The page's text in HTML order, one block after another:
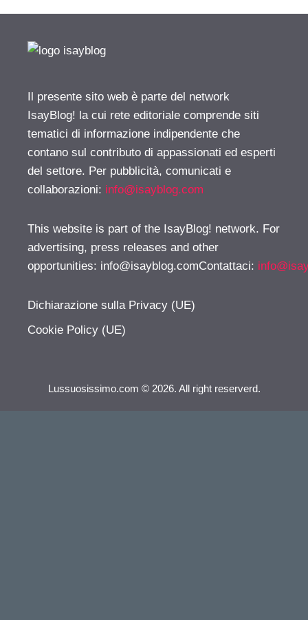
Il presente sito web è parte del network
IsayBlog! la cui rete editoriale comprende siti
tematici di informazione indipendente che
contano sul contributo di appassionati ed esperti
del settore. Per pubblicità, comunicati e
collaborazioni: info@isayblog.com
This website is part of the IsayBlog! network. For
advertising, press releases and other
opportunities: info@isayblog.comContattaci:
Dichiarazione sulla Privacy (UE)
Cookie Policy (UE)
Lussuosissimo.com © 2026. All right reserverd.